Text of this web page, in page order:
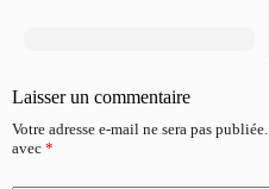
Laisser un commentaire
Votre adresse e-mail ne sera pas publiée.
avec *